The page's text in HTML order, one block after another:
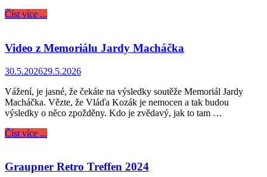
Číst více ...
Video z Memoriálu Jardy Macháčka
30.5.202629.5.2026
Vážení, je jasné, že čekáte na výsledky soutěže Memoriál Jardy
Macháčka. Vězte, že Vláďa Kozák je nemocen a tak budou
výsledky o něco zpožděny. Kdo je zvědavý, jak to tam …
Číst více ...
Graupner Retro Treffen 2024